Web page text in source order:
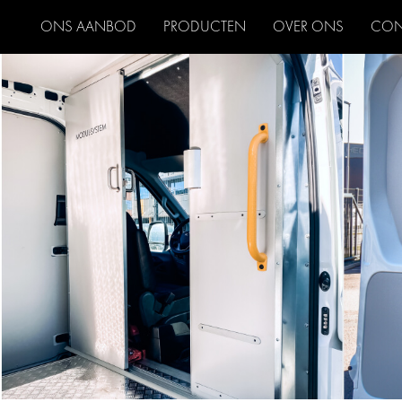
ONS AANBOD PRODUCTEN OVER ONS